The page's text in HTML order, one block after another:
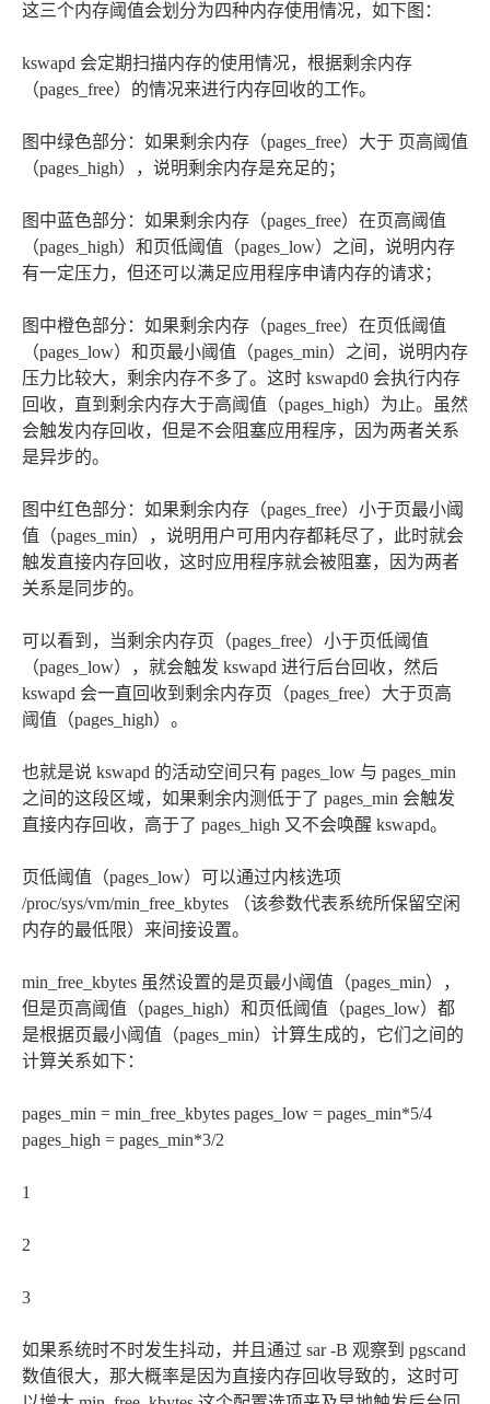
这三个内存阈值会划分为四种内存使用情况，如下图：
kswapd 会定期扫描内存的使用情况，根据剩余内存
（pages_free）的情况来进行内存回收的工作。
图中绿色部分：如果剩余内存（pages_free）大于 页高阈值
（pages_high），说明剩余内存是充足的；
图中蓝色部分：如果剩余内存（pages_free）在页高阈值
（pages_high）和页低阈值（pages_low）之间，说明内存
有一定压力，但还可以满足应用程序申请内存的请求；
图中橙色部分：如果剩余内存（pages_free）在页低阈值
（pages_low）和页最小阈值（pages_min）之间，说明内存
压力比较大，剩余内存不多了。这时 kswapd0 会执行内存
回收，直到剩余内存大于高阈值（pages_high）为止。虽然
会触发内存回收，但是不会阻塞应用程序，因为两者关系
是异步的。
图中红色部分：如果剩余内存（pages_free）小于页最小阈
值（pages_min），说明用户可用内存都耗尽了，此时就会
触发直接内存回收，这时应用程序就会被阻塞，因为两者
关系是同步的。
可以看到，当剩余内存页（pages_free）小于页低阈值
（pages_low），就会触发 kswapd 进行后台回收，然后
kswapd 会一直回收到剩余内存页（pages_free）大于页高
阈值（pages_high）。
也就是说 kswapd 的活动空间只有 pages_low 与 pages_min
之间的这段区域，如果剩余内测低于了 pages_min 会触发
直接内存回收，高于了 pages_high 又不会唤醒 kswapd。
页低阈值（pages_low）可以通过内核选项
/proc/sys/vm/min_free_kbytes （该参数代表系统所保留空闲
内存的最低限）来间接设置。
min_free_kbytes 虽然设置的是页最小阈值（pages_min），
但是页高阈值（pages_high）和页低阈值（pages_low）都
是根据页最小阈值（pages_min）计算生成的，它们之间的
计算关系如下：
pages_min = min_free_kbytes pages_low = pages_min*5/4
pages_high = pages_min*3/2
1
2
3
如果系统时不时发生抖动，并且通过 sar -B 观察到 pgscand
数值很大，那大概率是因为直接内存回收导致的，这时可